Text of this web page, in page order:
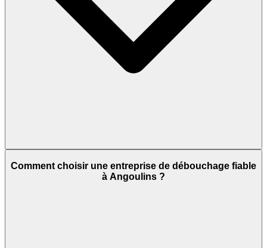
Comment choisir une entreprise de débouchage fiable
à Angoulins ?